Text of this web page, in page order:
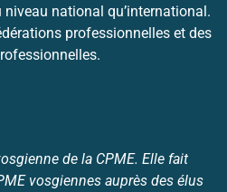
national qu’international.
professionnelles et des
de la CPME. Elle fait
vosgiennes auprès des élus